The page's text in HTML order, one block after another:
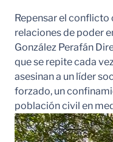
Repensar el
relaciones de poder
González Perafán
que se repite cada
asesinan a un líder
forzado, un
población civil en